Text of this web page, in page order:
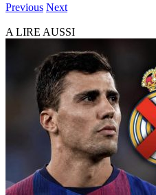
Previous Next
A LIRE AUSSI